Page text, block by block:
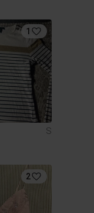
1
S
2